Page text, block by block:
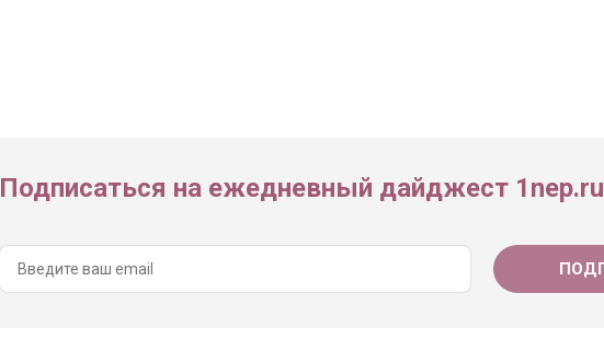
Подписаться на ежедневный дайджест 1nep.ru